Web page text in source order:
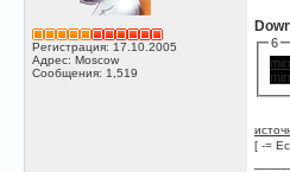
Регистрация: 17.10.2005
Адрес: Moscow
Сообщения: 1,519
6
[ -=